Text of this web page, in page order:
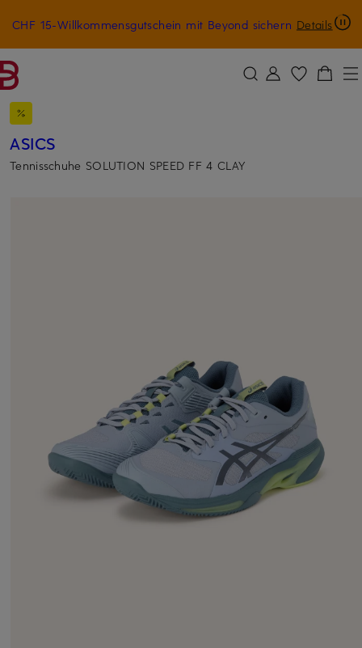
ZUM HAUPTINHALT ÜBERSPRINGEN ZUM SUCHFELD ÜBERSPRINGEN
CHF 15-Willkommensgutschein mit Beyond sichern Details
ASICS
Tennisschuhe SOLUTION SPEED FF 4 CLAY